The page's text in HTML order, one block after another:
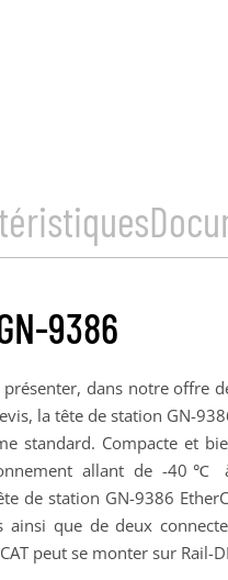
9386
dans notre offre
la tête de station GN-
standard. Compacte et
allant de -
de station GN-9386
ainsi que de deux
peut se monter sur Rail-